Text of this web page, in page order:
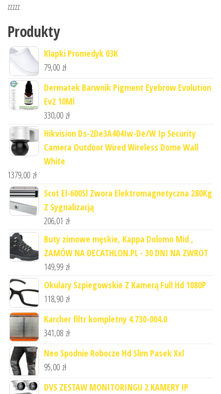
zzzzz
Produkty
Klapki Promedyk 03K
79,00 zł
Dermatek Barwnik Pigment Eyebrow Evolution
Ev2 10Ml
330,00 zł
Hikvision Ds-2De3A404Iw-De/W Ip Security
Camera Outdoor Wired Wireless Dome Wall
White
1379,00 zł
Scot El-600Sl Zwora Elektromagnetyczna 280Kg
Z Sygnalizacją
206,01 zł
Buty zimowe męskie, Kappa Dolomo Mid ,
ZAMÓW NA DECATHLON.PL - 30 DNI NA ZWROT
149,99 zł
Okulary Szpiegowskie Z Kamerą Full Hd 1080P
118,90 zł
Karcher filtr kompletny 4.730-004.0
341,08 zł
Neo Spodnie Robocze Hd Slim Pasek Xxl
95,00 zł
DVS ZESTAW MONITORINGU 2 KAMERY IP